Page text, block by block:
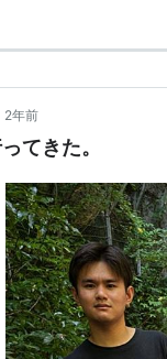
2年前
てきた。